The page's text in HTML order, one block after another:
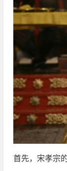
首先，宋孝宗